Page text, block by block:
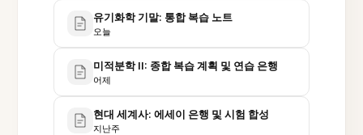
유기화학 기말: 통합 복습 노트
오늘
미적분학 II: 종합 복습 계획 및 연습 은행
어제
현대 세계사: 에세이 은행 및 시험 합성
지난주